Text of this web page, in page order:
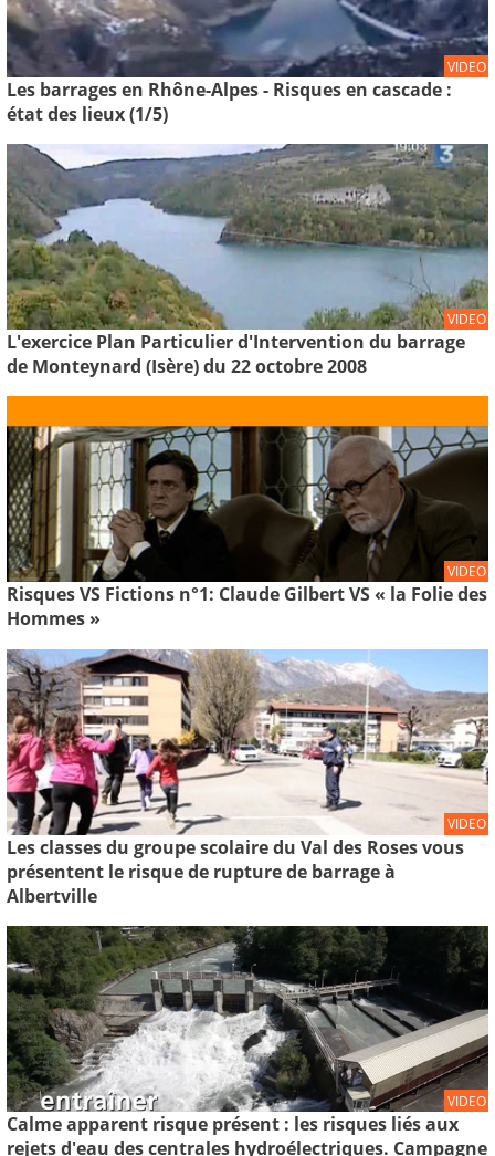
VIDEO
Les barrages en Rhône-Alpes - Risques en cascade :
état des lieux (1/5)
VIDEO
L'exercice Plan Particulier d'Intervention du barrage
de Monteynard (Isère) du 22 octobre 2008
VIDEO
Risques VS Fictions n°1: Claude Gilbert VS « la Folie des
Hommes »
VIDEO
Les classes du groupe scolaire du Val des Roses vous
présentent le risque de rupture de barrage à
Albertville
VIDEO
Calme apparent risque présent : les risques liés aux
rejets d'eau des centrales hydroélectriques. Campagne